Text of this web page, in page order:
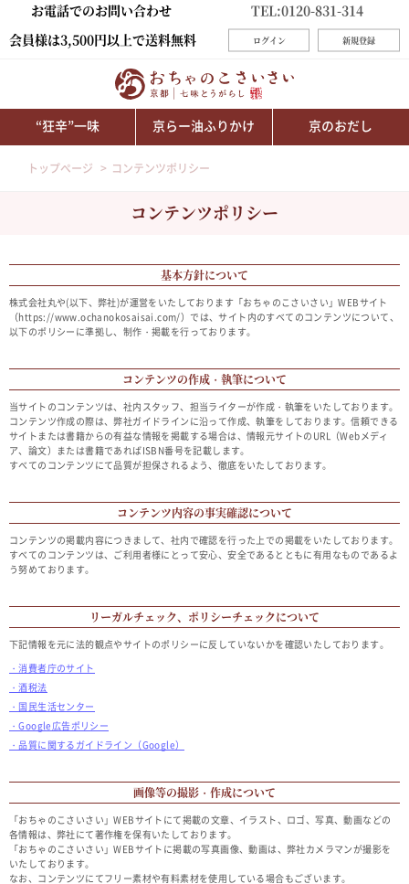
お電話でのお問い合わせ
TEL:0120-831-314
会員様は3,500円以上で送料無料
ログイン 新規登録
“狂辛”一味 京らー油ふりかけ 京のおだし
トップページ コンテンツポリシー
コンテンツポリシー
基本方針について
株式会社丸や(以下、弊社)が運営をいたしております「おちゃのこさいさい」WEBサイト
（https://www.ochanokosaisai.com/）では、サイト内のすべてのコンテンツについて、
以下のポリシーに準拠し、制作・掲載を行っております。
コンテンツの作成・執筆について
当サイトのコンテンツは、社内スタッフ、担当ライターが作成・執筆をいたしております。
コンテンツ作成の際は、弊社ガイドラインに沿って作成、執筆をしております。信頼できる
サイトまたは書籍からの有益な情報を掲載する場合は、情報元サイトのURL（Webメディ
ア、論文）または書籍であればISBN番号を記載します。
すべてのコンテンツにて品質が担保されるよう、徹底をいたしております。
コンテンツ内容の事実確認について
コンテンツの掲載内容につきまして、社内で確認を行った上での掲載をいたしております。
すべてのコンテンツは、ご利用者様にとって安心、安全であるとともに有用なものであるよ
う努めております。
リーガルチェック、ポリシーチェックについて
下記情報を元に法的観点やサイトのポリシーに反していないかを確認いたしております。
・消費者庁のサイト
・酒税法
・国民生活センター
・Google広告ポリシー
・品質に関するガイドライン（Google）
画像等の撮影・作成について
「おちゃのこさいさい」WEBサイトにて掲載の文章、イラスト、ロゴ、写真、動画などの
各情報は、弊社にて著作権を保有いたしております。
「おちゃのこさいさい」WEBサイトに掲載の写真画像、動画は、弊社カメラマンが撮影を
いたしております。
なお、コンテンツにてフリー素材や有料素材を使用している場合もございます。